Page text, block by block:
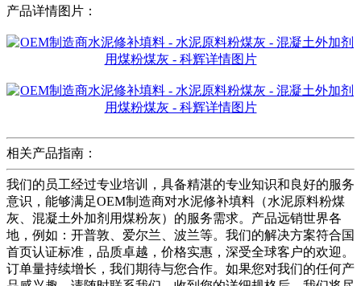
产品详情图片：
相关产品指南：
我们的员工经过专业培训，具备精湛的专业知识和良好的服务
意识，能够满足OEM制造商对水泥修补填料（水泥原料粉煤
灰、混凝土外加剂用煤粉灰）的服务需求。产品远销世界各
地，例如：开普敦、爱尔兰、波兰等。我们的解决方案符合国
首页认证标准，品质卓越，价格实惠，深受全球客户的欢迎。
订单量持续增长，我们期待与您合作。如果您对我们的任何产